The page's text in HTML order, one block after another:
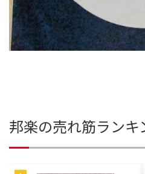
邦楽の売れ筋ランキ